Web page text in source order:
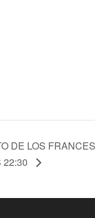
DE LOS
22:30